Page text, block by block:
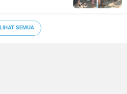
LIHAT SEMUA